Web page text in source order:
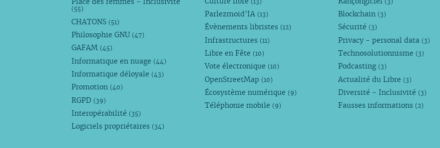
(55)
CHATONS (51)
Philosophie GNU (47)
GAFAM (45)
Informatique en nuage (44)
Informatique déloyale (43)
Promotion (40)
RGPD (39)
Interopérabilité (35)
Logiciels propriétaires (34)
Parlezmoid’IA (13)
Évènements libristes (12)
Infrastructures (11)
Libre en Fête (10)
Vote électronique (10)
OpenStreetMap (10)
Écosystème numérique (9)
Téléphonie mobile (9)
Blockchain (3)
Sécurité (3)
Privacy - personal data (3)
Technosolutionnisme (3)
Podcasting (3)
Actualité du Libre (3)
Diversité - Inclusivité (3)
Fausses informations (2)